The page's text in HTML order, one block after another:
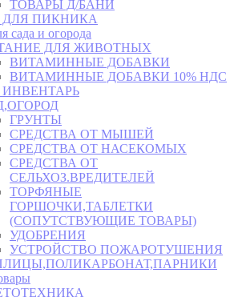
ТОВАРЫ Д/БАНИ
ПИКНИКА
сада и огорода
ДЛЯ ЖИВОТНЫХ
ВИТАМИННЫЕ ДОБАВКИ
ВИТАМИННЫЕ ДОБАВКИ 10% НДС
ИНВЕНТАРЬ
ГРУНТЫ
СРЕДСТВА ОТ МЫШЕЙ
СРЕДСТВА ОТ НАСЕКОМЫХ
СРЕДСТВА ОТ
СЕЛЬХОЗ.ВРЕДИТЕЛЕЙ
ТОРФЯНЫЕ
ГОРШОЧКИ,ТАБЛЕТКИ
(СОПУТСТВУЮЩИЕ ТОВАРЫ)
УДОБРЕНИЯ
УСТРОЙСТВО ПОЖАРОТУШЕНИЯ